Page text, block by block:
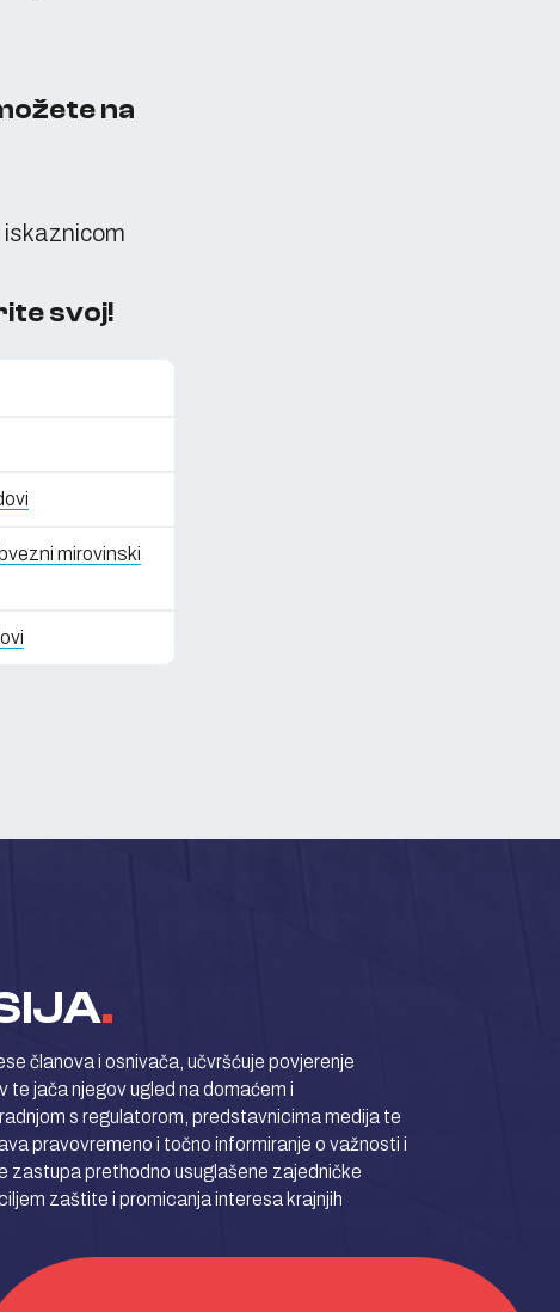
na
iskaznicom
svoj!
mirovinski
.
članova i osnivača, učvršćuje povjerenje
te jača njegov ugled na domaćem i
s regulatorom, predstavnicima medija te
pravovremeno i točno informiranje o važnosti i
zastupa prethodno usuglašene zajedničke
zaštite i promicanja interesa krajnjih